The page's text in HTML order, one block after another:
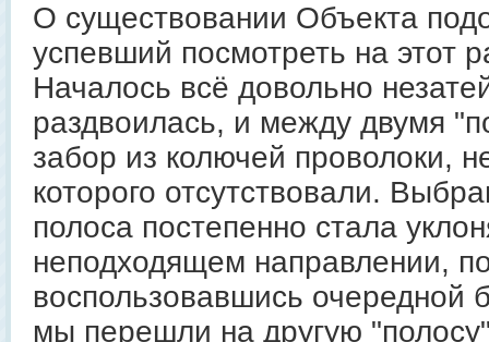
О существовании Объекта
успевший посмотреть на этот
Началось всё довольно
раздвоилась, и между двумя
забор из колючей проволоки,
которого отсутствовали.
полоса постепенно стала
неподходящем направлении,
воспользовавшись очередной
мы перешли на другую